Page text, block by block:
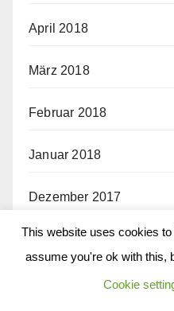
April 2018
März 2018
Februar 2018
Januar 2018
Dezember 2017
November 2017
Oktober 2017
This website uses cookies
assume you're ok with this,
Cookie